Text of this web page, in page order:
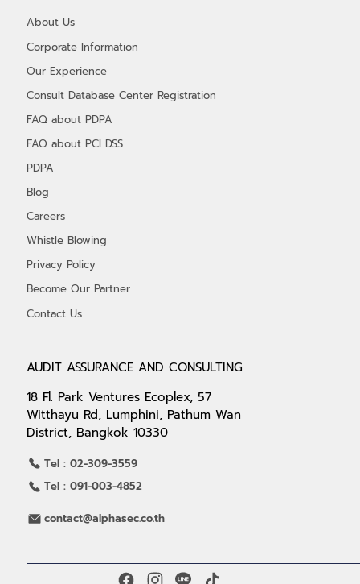
AUDIT ASSURANCE AND CONSULTING
18 Fl. Park Ventures Ecoplex, 57
Witthayu Rd, Lumphini, Pathum Wan
District, Bangkok 10330
contact@alphasec.co.th
Tel : 02-309-3559
Tel : 091-003-4852
About Us
Corporate Information
Our Experience
Consult Database Center Registration
FAQ about PDPA
FAQ about PCI DSS
PDPA
Blog
Careers
Whistle Blowing
Privacy Policy
Become Our Partner
Contact Us